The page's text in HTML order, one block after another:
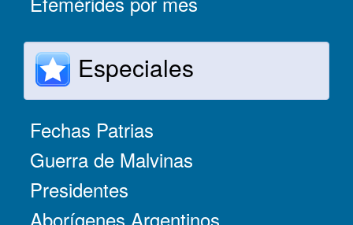
Especiales
Fechas Patrias
Guerra de Malvinas
Presidentes
Aborígenes Argentinos